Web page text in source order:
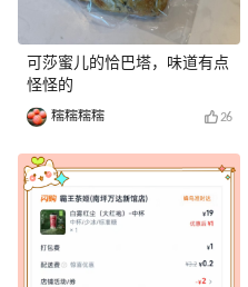
可莎蜜儿的恰巴塔，味道有点
怪怪的
糯糯糯糯 26